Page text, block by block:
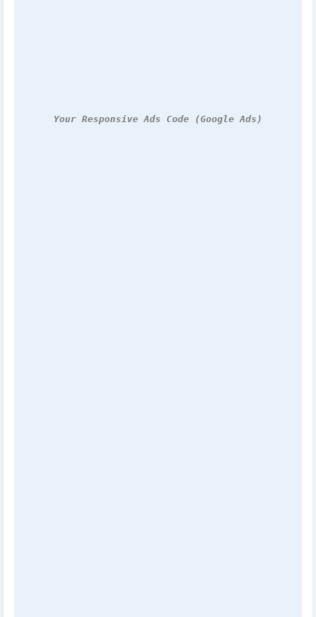
Your Responsive Ads Code (Google Ads)